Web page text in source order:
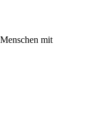
mit